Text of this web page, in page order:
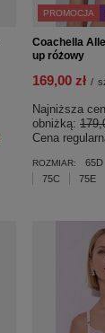
PROMOCJA
Coachella
up różowy
169,00 zł /
Najniższa
obniżką:
Cena
ROZMIAR: 65D
75C
75E